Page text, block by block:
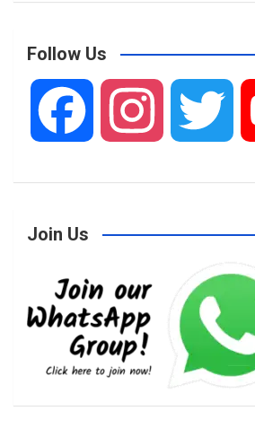
Follow Us
e
b
s i
Join Us